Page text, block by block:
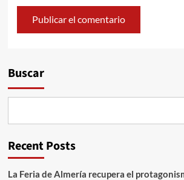
Buscar
Recent Posts
La Feria de Almería recupera el